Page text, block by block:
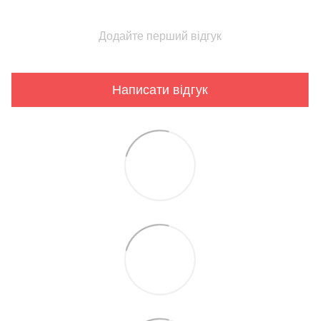
Додайте перший відгук
Написати відгук